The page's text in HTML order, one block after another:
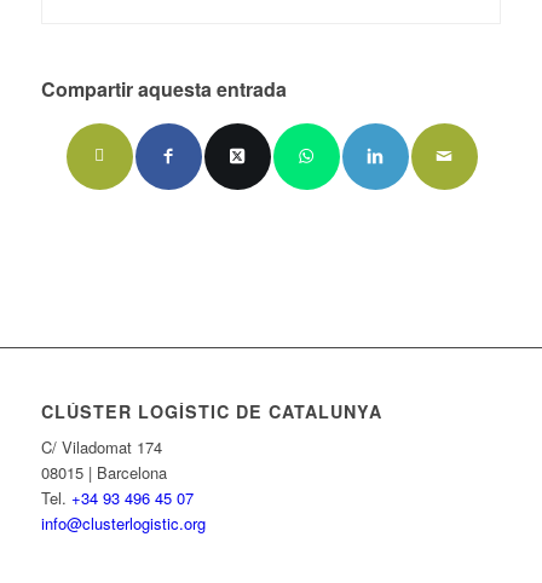
Compartir aquesta entrada
CLÚSTER LOGÍSTIC DE CATALUNYA
C/ Viladomat 174
08015 | Barcelona
Tel. +34 93 496 45 07
info@clusterlogistic.org